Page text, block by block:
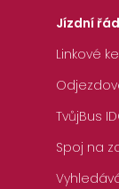
Jízdní
Linkové
TvůjBus
Spoj na